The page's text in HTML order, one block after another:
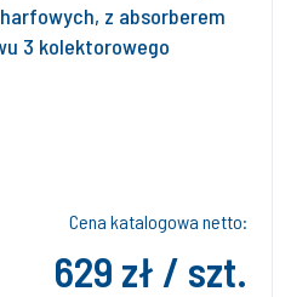
z absorberem
3 kolektorowego
Cena katalogowa netto:
629 zł / szt.